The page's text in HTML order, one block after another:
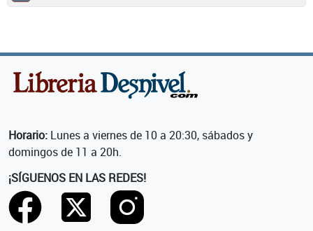
Horario: Lunes a viernes de 10 a 20:30, sábados y
domingos de 11 a 20h.
¡SÍGUENOS EN LAS REDES!